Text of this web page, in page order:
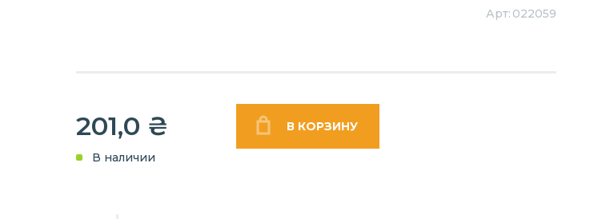
Арт: 022059
201,0 ₴
В наличии